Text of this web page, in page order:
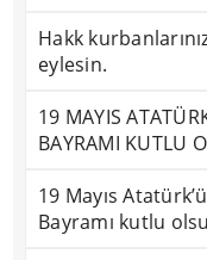
Hakk
eylesin.
19 MAYIS
BAYRAMI KUTLU
19 Mayıs
Bayramı kutlu